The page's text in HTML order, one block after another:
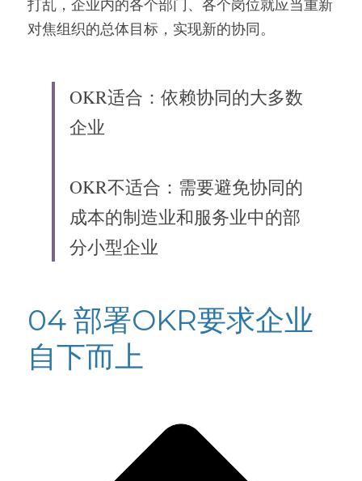
打乱，企业内的各个部门、各个岗位就应当重新
对焦组织的总体目标，实现新的协同。
OKR适合：依赖协同的大多数
企业
OKR不适合：需要避免协同的
成本的制造业和服务业中的部
分小型企业
04 部署OKR要求企业
自下而上